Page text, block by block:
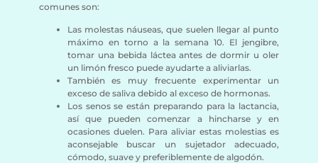
comunes son:
Las molestas náuseas, que suelen llegar al punto
máximo en torno a la semana 10. El jengibre,
tomar una bebida láctea antes de dormir u oler
un limón fresco puede ayudarte a aliviarlas.
También es muy frecuente experimentar un
exceso de saliva debido al exceso de hormonas.
Los senos se están preparando para la lactancia,
así que pueden comenzar a hincharse y en
ocasiones duelen. Para aliviar estas molestias es
aconsejable buscar un sujetador adecuado,
cómodo, suave y preferiblemente de algodón.